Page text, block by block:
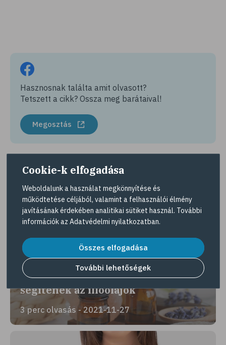
Hasznosnak találta amit olvasott?
Tetszett a cikk? Ossza meg barátaival!
Megosztás
Érdekes lehet még
Emésztési panaszok esetén is
segítenek az illóolajok
3 perc olvasás - 2021-11-27
Cookie-k elfogadása
Weboldalunk a használat megkönnyítése és
működtetése céljából, valamint a felhasználói élmény
javításának érdekében analitikai sütiket használ. További
információk az Adatvédelmi nyilatkozatban.
Összes elfogadása
További lehetőségek